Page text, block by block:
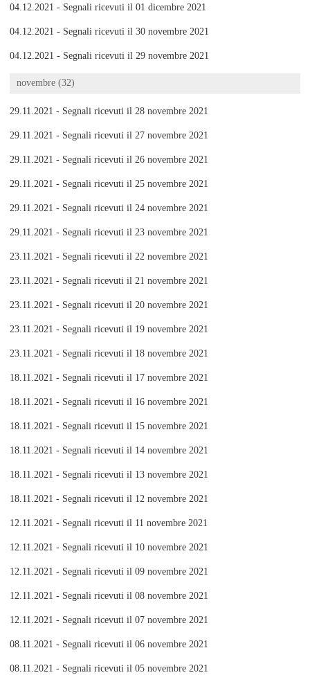
04.12.2021 - Segnali ricevuti il 01 dicembre 2021
04.12.2021 - Segnali ricevuti il 30 novembre 2021
04.12.2021 - Segnali ricevuti il 29 novembre 2021
novembre (32)
29.11.2021 - Segnali ricevuti il 28 novembre 2021
29.11.2021 - Segnali ricevuti il 27 novembre 2021
29.11.2021 - Segnali ricevuti il 26 novembre 2021
29.11.2021 - Segnali ricevuti il 25 novembre 2021
29.11.2021 - Segnali ricevuti il 24 novembre 2021
29.11.2021 - Segnali ricevuti il 23 novembre 2021
23.11.2021 - Segnali ricevuti il 22 novembre 2021
23.11.2021 - Segnali ricevuti il 21 novembre 2021
23.11.2021 - Segnali ricevuti il 20 novembre 2021
23.11.2021 - Segnali ricevuti il 19 novembre 2021
23.11.2021 - Segnali ricevuti il 18 novembre 2021
18.11.2021 - Segnali ricevuti il 17 novembre 2021
18.11.2021 - Segnali ricevuti il 16 novembre 2021
18.11.2021 - Segnali ricevuti il 15 novembre 2021
18.11.2021 - Segnali ricevuti il 14 novembre 2021
18.11.2021 - Segnali ricevuti il 13 novembre 2021
18.11.2021 - Segnali ricevuti il 12 novembre 2021
12.11.2021 - Segnali ricevuti il 11 novembre 2021
12.11.2021 - Segnali ricevuti il 10 novembre 2021
12.11.2021 - Segnali ricevuti il 09 novembre 2021
12.11.2021 - Segnali ricevuti il 08 novembre 2021
12.11.2021 - Segnali ricevuti il 07 novembre 2021
08.11.2021 - Segnali ricevuti il 06 novembre 2021
08.11.2021 - Segnali ricevuti il 05 novembre 2021